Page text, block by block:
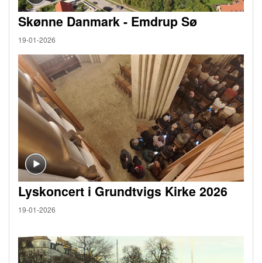
Skønne Danmark - Emdrup Sø
19-01-2026
Lyskoncert i Grundtvigs Kirke 2026
19-01-2026